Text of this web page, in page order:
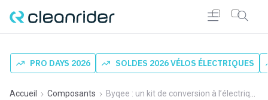
PRO DAYS 2026 SOLDES 2026 VÉLOS ÉLECTRIQUES
Accueil Composants Byqee : un kit de conversion à l’électrique pour Brompton à prix canon